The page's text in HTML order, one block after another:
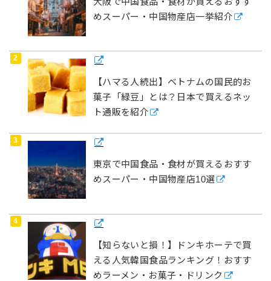
めスーパー・中国物産店一挙紹介
【ハマる人続出】ベトナムの国民的お
菓子「緑豆」とは？日本で買えるネッ
ト通販を紹介
東京で中国食品・食材が買えるおすす
めスーパー・中国物産店10選
【知らないと損！】ドンキホーテで買
える人気韓国食品ランキング！おすす
めラーメン・お菓子・ドリンク